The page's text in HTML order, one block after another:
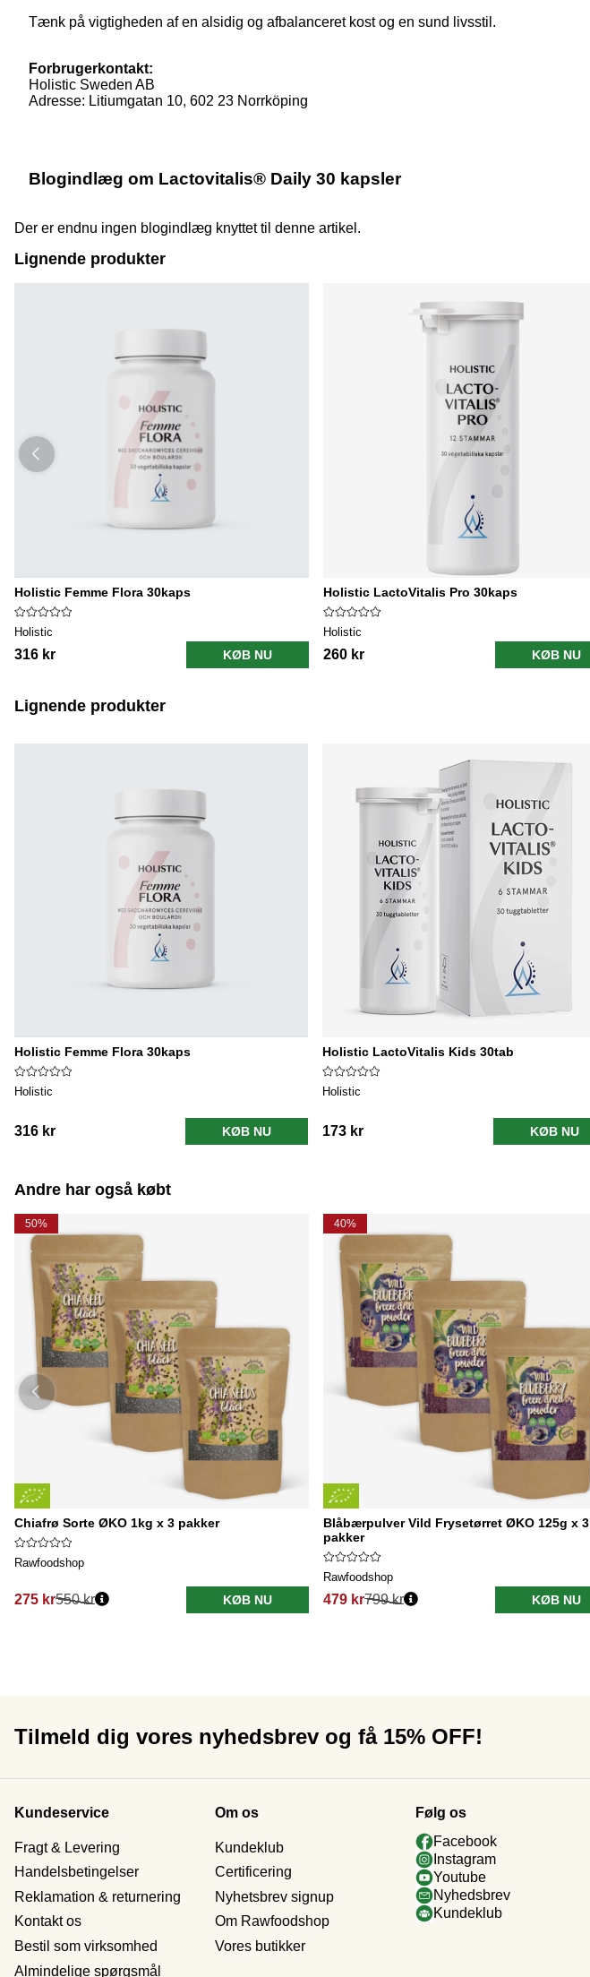
Tænk på vigtigheden af en alsidig og afbalanceret kost og en sund livsstil.
Forbrugerkontakt:
Holistic Sweden AB
Adresse: Litiumgatan 10, 602 23 Norrköping
Blogindlæg om Lactovitalis® Daily 30 kapsler
Der er endnu ingen blogindlæg knyttet til denne artikel.
Lignende produkter
Holistic Femme Flora 30kaps
Holistic
316 kr KØB NU
Holistic LactoVitalis Pro 30kaps
Holistic
260 kr KØB NU
Lignende produkter
Holistic Femme Flora 30kaps
Holistic
316 kr KØB NU
Holistic LactoVitalis Kids 30tab
Holistic
173 kr KØB NU
Andre har også købt
50%
Chiafrø Sorte ØKO 1kg x 3 pakker
Rawfoodshop
275 kr550 kr KØB NU
40%
Blåbærpulver Vild Frysetørret ØKO 125g x 3
pakker
Rawfoodshop
479 kr799 kr KØB NU
Tilmeld dig vores nyhedsbrev og få 15% OFF!
Kundeservice
Fragt & Levering
Handelsbetingelser
Reklamation & returnering
Kontakt os
Bestil som virksomhed
Almindelige spørgsmål
Om os
Kundeklub
Certificering
Nyhetsbrev signup
Om Rawfoodshop
Vores butikker
Følg os
Facebook
Instagram
Youtube
Nyhedsbrev
Kundeklub